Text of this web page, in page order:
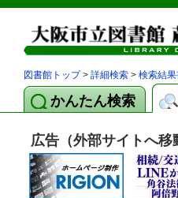
図書館トップ> 詳細検索 > 検索結
かんたん検索
広告（外部サイトへ移